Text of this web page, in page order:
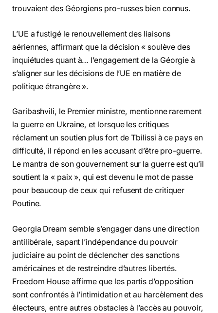
trouvaient des Géorgiens pro-russes bien connus.
L’UE a fustigé le renouvellement des liaisons
aériennes, affirmant que la décision « soulève des
inquiétudes quant à… l’engagement de la Géorgie à
s’aligner sur les décisions de l’UE en matière de
politique étrangère ».
Garibashvili, le Premier ministre, mentionne rarement
la guerre en Ukraine, et lorsque les critiques
réclament un soutien plus fort de Tbilissi à ce pays en
difficulté, il répond en les accusant d’être pro-guerre.
Le mantra de son gouvernement sur la guerre est qu’il
soutient la « paix », qui est devenu le mot de passe
pour beaucoup de ceux qui refusent de critiquer
Poutine.
Georgia Dream semble s’engager dans une direction
antilibérale, sapant l’indépendance du pouvoir
judiciaire au point de déclencher des sanctions
américaines et de restreindre d’autres libertés.
Freedom House affirme que les partis d’opposition
sont confrontés à l’intimidation et au harcèlement des
électeurs, entre autres obstacles à l’accès au pouvoir,